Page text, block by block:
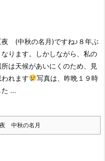
夜 (中秋の名月)ですね♪ ８年ぶ
ります。
しかしながら、私の
は天候があいにくのため、見
れます
写真は、昨晩１９時
...
中秋の名月